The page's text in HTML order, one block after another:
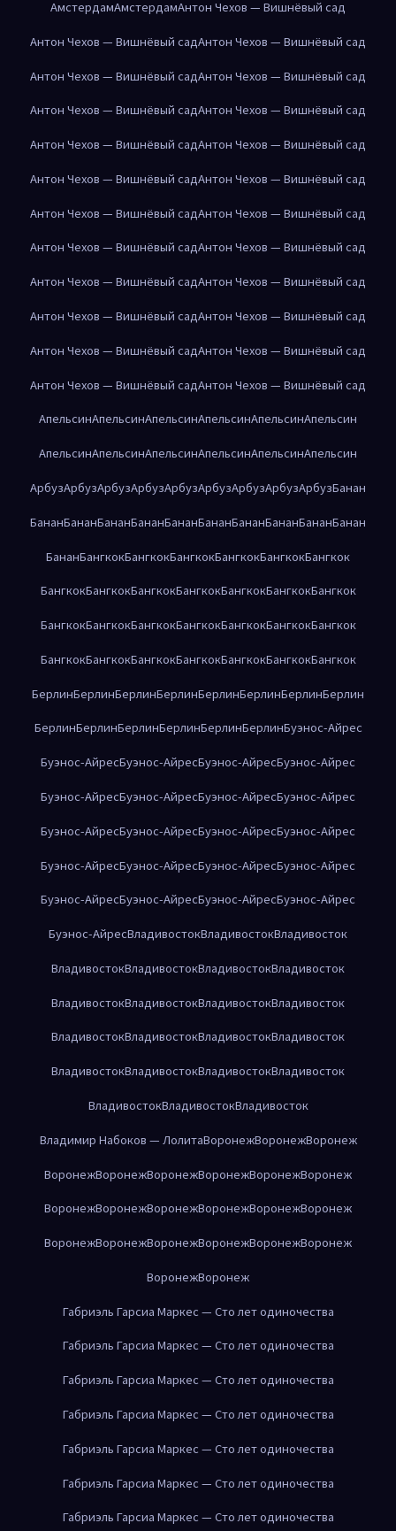
АмстердамАмстердамАнтон Чехов — Вишнёвый сад
Антон Чехов — Вишнёвый садАнтон Чехов — Вишнёвый сад
Антон Чехов — Вишнёвый садАнтон Чехов — Вишнёвый сад
Антон Чехов — Вишнёвый садАнтон Чехов — Вишнёвый сад
Антон Чехов — Вишнёвый садАнтон Чехов — Вишнёвый сад
Антон Чехов — Вишнёвый садАнтон Чехов — Вишнёвый сад
Антон Чехов — Вишнёвый садАнтон Чехов — Вишнёвый сад
Антон Чехов — Вишнёвый садАнтон Чехов — Вишнёвый сад
Антон Чехов — Вишнёвый садАнтон Чехов — Вишнёвый сад
Антон Чехов — Вишнёвый садАнтон Чехов — Вишнёвый сад
Антон Чехов — Вишнёвый садАнтон Чехов — Вишнёвый сад
Антон Чехов — Вишнёвый садАнтон Чехов — Вишнёвый сад
АпельсинАпельсинАпельсинАпельсинАпельсинАпельсин
АпельсинАпельсинАпельсинАпельсинАпельсинАпельсин
АрбузАрбузАрбузАрбузАрбузАрбузАрбузАрбузАрбузБанан
БананБананБананБананБананБананБананБананБананБанан
БананБангкокБангкокБангкокБангкокБангкокБангкок
БангкокБангкокБангкокБангкокБангкокБангкокБангкок
БангкокБангкокБангкокБангкокБангкокБангкокБангкок
БангкокБангкокБангкокБангкокБангкокБангкокБангкок
БерлинБерлинБерлинБерлинБерлинБерлинБерлинБерлин
БерлинБерлинБерлинБерлинБерлинБерлинБуэнос-Айрес
Буэнос-АйресБуэнос-АйресБуэнос-АйресБуэнос-Айрес
Буэнос-АйресБуэнос-АйресБуэнос-АйресБуэнос-Айрес
Буэнос-АйресБуэнос-АйресБуэнос-АйресБуэнос-Айрес
Буэнос-АйресБуэнос-АйресБуэнос-АйресБуэнос-Айрес
Буэнос-АйресБуэнос-АйресБуэнос-АйресБуэнос-Айрес
Буэнос-АйресВладивостокВладивостокВладивосток
ВладивостокВладивостокВладивостокВладивосток
ВладивостокВладивостокВладивостокВладивосток
ВладивостокВладивостокВладивостокВладивосток
ВладивостокВладивостокВладивостокВладивосток
ВладивостокВладивостокВладивосток
Владимир Набоков — ЛолитаВоронежВоронежВоронеж
ВоронежВоронежВоронежВоронежВоронежВоронеж
ВоронежВоронежВоронежВоронежВоронежВоронеж
ВоронежВоронежВоронежВоронежВоронежВоронеж
ВоронежВоронеж
Габриэль Гарсиа Маркес — Сто лет одиночества
Габриэль Гарсиа Маркес — Сто лет одиночества
Габриэль Гарсиа Маркес — Сто лет одиночества
Габриэль Гарсиа Маркес — Сто лет одиночества
Габриэль Гарсиа Маркес — Сто лет одиночества
Габриэль Гарсиа Маркес — Сто лет одиночества
Габриэль Гарсиа Маркес — Сто лет одиночества